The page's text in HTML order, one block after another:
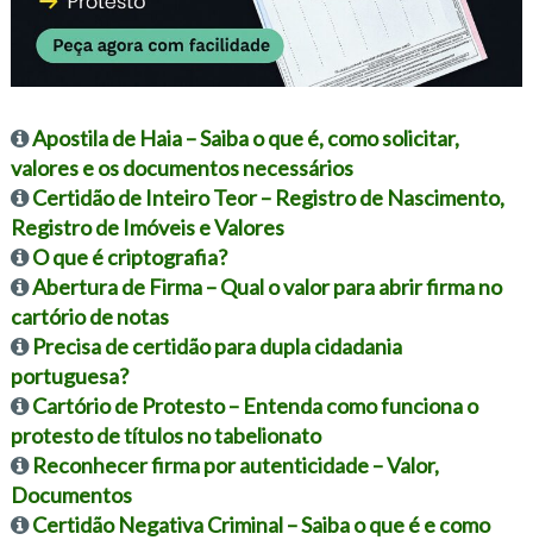
Apostila de Haia – Saiba o que é, como solicitar,
valores e os documentos necessários
Certidão de Inteiro Teor – Registro de Nascimento,
Registro de Imóveis e Valores
O que é criptografia?
Abertura de Firma – Qual o valor para abrir firma no
cartório de notas
Precisa de certidão para dupla cidadania
portuguesa?
Cartório de Protesto – Entenda como funciona o
protesto de títulos no tabelionato
Reconhecer firma por autenticidade – Valor,
Documentos
Certidão Negativa Criminal – Saiba o que é e como